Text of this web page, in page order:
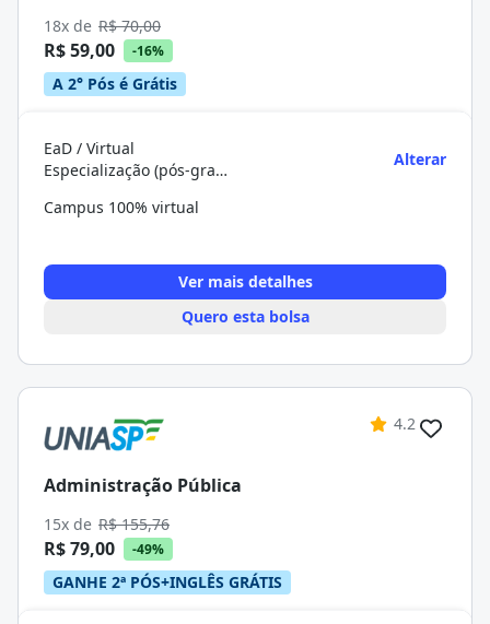
18x de R$ 70,00
R$ 59,00 -16%
A 2° Pós é Grátis
EaD / Virtual
Especialização (pós-graduação)
Alterar
Campus 100% virtual
Ver mais detalhes
Quero esta bolsa
4.2
Administração Pública
15x de R$ 155,76
R$ 79,00 -49%
GANHE 2ª PÓS+INGLÊS GRÁTIS